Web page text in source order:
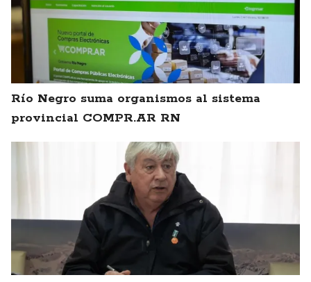
Río Negro suma organismos al sistema
provincial COMPR.AR RN